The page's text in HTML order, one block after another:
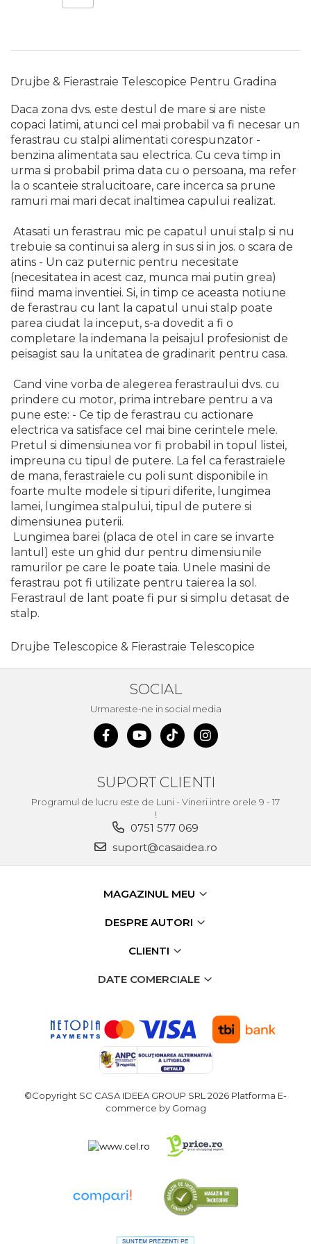
Intretinere & Cosmetica
Scule pentru coloana de
esapament
Scule de Mana
Surubelnite
Scule Tamplarie
Accesorii Pentru Taiat,
Truse Scule
Baroase
Set Biti
Adaptoare Pentru Biti
Indoit Tevi
Ciocane Profesionale
Clesti
Scule Electrician
Subler
Topoare & Toporisti
Sarpe Desfundat Tevi
Nivele
Ruleta de Masurat
Amortizoare Hidraulice
Dalta si dornuri
Rigla de Masurat Pentru
Constructii
Scule Unelte Accesorii
Unelte de Zugravit
Scripete Manual
Banc de lucru – tamplarie
Perie de Sarma
Capsator Manual
Poansoane Cifre & Litere
Multidetector
Termometru Infrarosu
tamplarie si alte domenii
Carlige de Ridicare
Drujbe & Fierastraie Telescopice Pentru Gradina
Daca zona dvs. este destul de mare si are niste
copaci latimi, atunci cel mai probabil va fi necesar un
ferastrau cu stalpi alimentati corespunzator -
benzina alimentata sau electrica. Cu ceva timp in
urma si probabil prima data cu o persoana, ma refer
la o scanteie stralucitoare, care incerca sa prune
ramuri mai mari decat inaltimea capului realizat.
Atasati un ferastrau mic pe capatul unui stalp si nu
trebuie sa continui sa alerg in sus si in jos. o scara de
atins - Un caz puternic pentru necesitate
(necesitatea in acest caz, munca mai putin grea)
fiind mama inventiei. Si, in timp ce aceasta notiune
de ferastrau cu lant la capatul unui stalp poate
parea ciudat la inceput, s-a dovedit a fi o
completare la indemana la peisajul profesionist de
peisagist sau la unitatea de gradinarit pentru casa.
Cand vine vorba de alegerea ferastraului dvs. cu
prindere cu motor, prima intrebare pentru a va
pune este: - Ce tip de ferastrau cu actionare
electrica va satisface cel mai bine cerintele mele.
Pretul si dimensiunea vor fi probabil in topul listei,
impreuna cu tipul de putere. La fel ca ferastraiele
de mana, ferastraiele cu poli sunt disponibile in
foarte multe modele si tipuri diferite, lungimea
lamei, lungimea stalpului, tipul de putere si
dimensiunea puterii.
Lungimea barei (placa de otel in care se invarte
lantul) este un ghid dur pentru dimensiunile
ramurilor pe care le poate taia. Unele masini de
ferastrau pot fi utilizate pentru taierea la sol.
Ferastraul de lant poate fi pur si simplu detasat de
stalp.
Drujbe Telescopice & Fierastraie Telescopice
SOCIAL
Urmareste-ne in social media
SUPORT CLIENTI
Programul de lucru este de Luni - Vineri intre orele 9 - 17
!
0751 577 069
suport@casaidea.ro
MAGAZINUL MEU
DESPRE AUTORI
CLIENTI
DATE COMERCIALE
©Copyright SC CASA IDEEA GROUP SRL 2026 Platforma E-
commerce by Gomag